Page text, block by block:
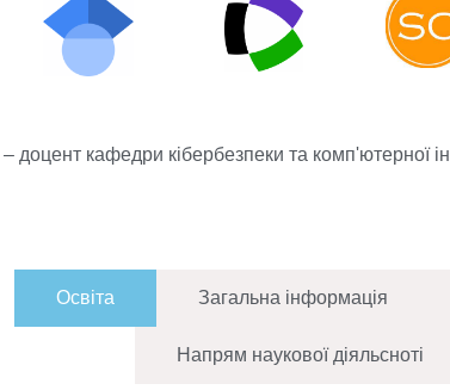
– доцент кафедри кібербезпеки та комп'ютерної
Освіта Загальна інформація
Напрям наукової діяльсноті